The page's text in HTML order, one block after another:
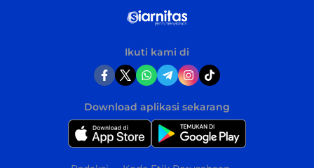
Ikuti kami di
Download aplikasi sekarang